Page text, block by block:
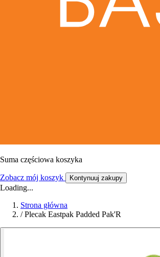
Suma częściowa koszyka
Zobacz mój koszyk Kontynuuj zakupy
Loading...
Strona główna
/ Plecak Eastpak Padded Pak'R